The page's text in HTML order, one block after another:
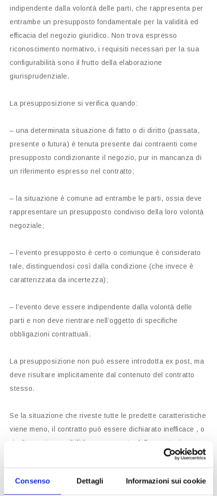
Consenso Dettagli Informazioni sui cookie
indipendente dalla volontà delle parti, che rappresenta per
entrambe un presupposto fondamentale per la validità ed
efficacia del negozio giuridico. Non trova espresso
riconoscimento normativo, i requisiti necessari per la sua
configurabilità sono il frutto della elaborazione
giurisprudenziale.
La presupposizione si verifica quando:
– una determinata situazione di fatto o di diritto (passata,
presente o futura) è tenuta presente dai contraenti come
presupposto condizionante il negozio, pur in mancanza di
un riferimento espresso nel contratto;
– la situazione è comune ad entrambe le parti, ossia deve
rappresentare un presupposto condiviso della loro volontà
negoziale;
– l’evento presupposto è certo o comunque è considerato
tale, distinguendosi così dalla condizione (che invece è
caratterizzata da incertezza);
– l’evento deve essere indipendente dalla volontà delle
parti e non deve rientrare nell’oggetto di specifiche
obbligazioni contrattuali.
La presupposizione non può essere introdotta ex post, ma
deve risultare implicitamente dal contenuto del contratto
stesso.
Se la situazione che riveste tutte le predette caratteristiche
viene meno, il contratto può essere dichiarato inefficace , o
risolto per impossibilità sopravvenuta della prestazione o
L’istituto della presupposizione fa spesso capolino nel